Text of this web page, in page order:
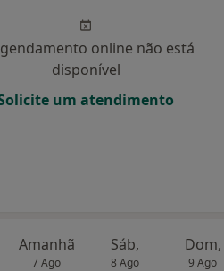
online não está
disponível
um atendimento
Amanhã
7 Ago
Sáb,
8 Ago
Dom,
9 Ago